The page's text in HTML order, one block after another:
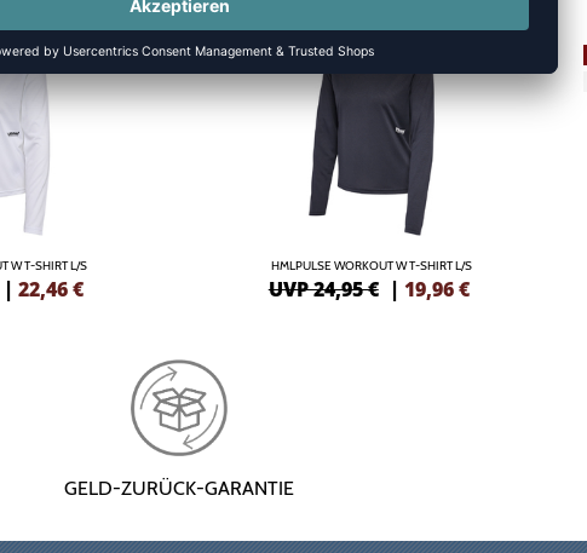
W T-SHIRT L/S
|22,46€
-20%
HMLPULSE WORKOUT W T-SHIRT L/S
UVP 24,95 € | 19,96€
GELD-ZURÜCK-GARANTIE